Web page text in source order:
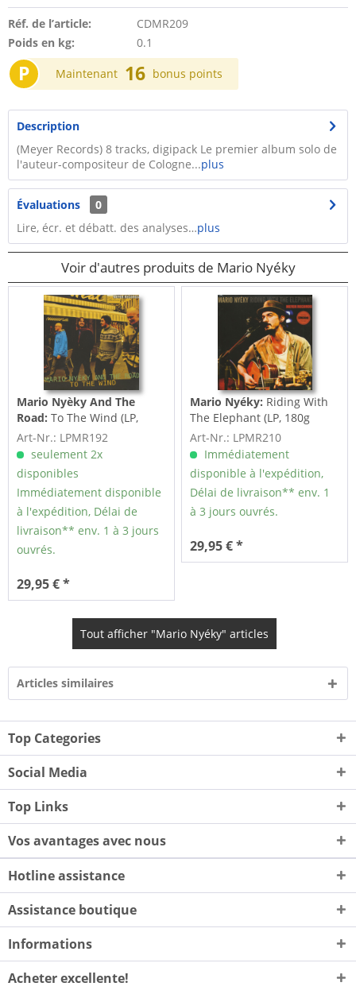
Réf. de l’article:
CDMR209
Poids en kg:
0.1
P Maintenant 16 bonus points
Description
(Meyer Records) 8 tracks, digipack Le premier album solo de
l'auteur-compositeur de Cologne...plus
Évaluations
0
Lire, écr. et débatt. des analyses…plus
Voir d'autres produits de Mario Nyéky
Mario Nyèky And The
Road:To The Wind (LP,
180g Vinyl)
Art-Nr.: LPMR192
seulement 2x
disponibles
Immédiatement disponible
à l'expédition, Délai de
livraison** env. 1 à 3 jours
ouvrés.
29,95 € *
Mario Nyéky: Riding With
The Elephant (LP, 180g
Vinyl)
Art-Nr.: LPMR210
Immédiatement
disponible à l'expédition,
Délai de livraison** env. 1
à 3 jours ouvrés.
29,95 € *
Tout afficher "Mario Nyéky" articles
Articles similaires
Top Categories
Social Media
Top Links
Vos avantages avec nous
Hotline assistance
Assistance boutique
Informations
Acheter excellente!